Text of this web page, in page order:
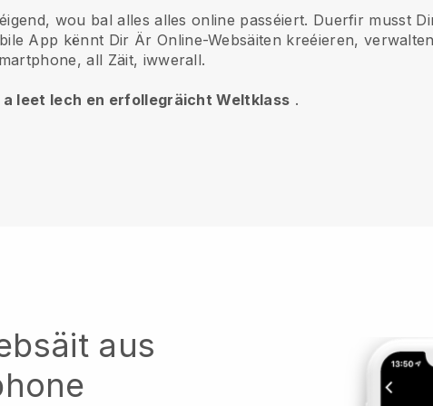
wou bal alles alles online passéiert. Duerfir musst
App kënnt Dir Är Online-Websäiten kreéieren,
all Zäit, iwwerall.
leet Iech en erfollegräicht Weltklass .
aus